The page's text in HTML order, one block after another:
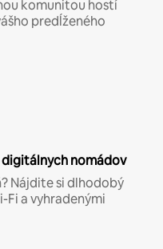
komunitou hostí
predĺženého
digitálnych nomádov
Nájdite si dlhodobý
a vyhradenými